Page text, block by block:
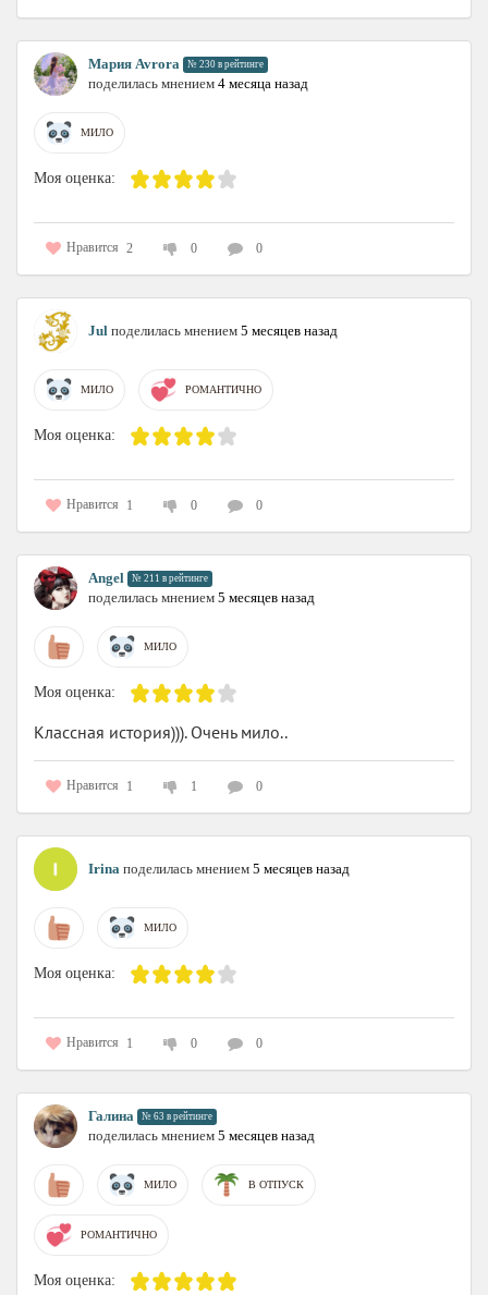
Мария Avrora № 230 в рейтинге
поделилась мнением 4 месяца назад
МИЛО
Моя оценка:
Нравится 2 0 0
Jul поделилась мнением 5 месяцев назад
МИЛО РОМАНТИЧНО
Моя оценка:
Нравится 1 0 0
Angel № 211 в рейтинге
поделилась мнением 5 месяцев назад
МИЛО
Моя оценка:
Классная история))). Очень мило..
Нравится 1 1 0
Irina поделилась мнением 5 месяцев назад
МИЛО
Моя оценка:
Нравится 1 0 0
Галина № 63 в рейтинге
поделилась мнением 5 месяцев назад
МИЛО В ОТПУСК
РОМАНТИЧНО
Моя оценка: